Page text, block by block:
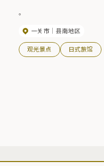
。
一关市 县南地区
观光景点 日式旅馆